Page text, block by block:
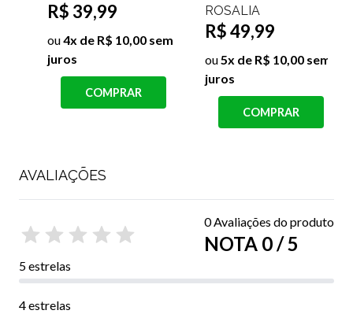
R$ 39,99
4x de R$ 10,00 sem
juros
COMPRAR
ROSALIA
R$ 49,99
5x de R$ 10,00 sem
juros
COMPRAR
AVALIAÇÕES
0 Avaliações do produto
NOTA 0 / 5
5 estrelas
4 estrelas